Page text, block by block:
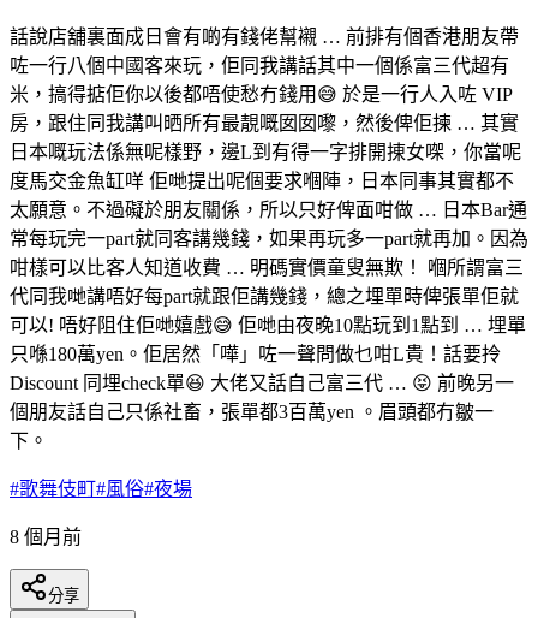
話說店舖裏面成日會有啲有錢佬幫襯 … 前排有個香港朋友帶
咗一行八個中國客來玩，佢同我講話其中一個係富三代超有
米，搞得掂佢你以後都唔使愁冇錢用😅 於是一行人入咗 VIP
房，跟住同我講叫晒所有最靚嘅囡囡嚟，然後俾佢揀 … 其實
日本嘅玩法係無呢樣野，邊L到有得一字排開㨂女㗎，你當呢
度馬交金魚缸咩 佢哋提出呢個要求嗰陣，日本同事其實都不
太願意。不過礙於朋友關係，所以只好俾面咁做 … 日本Bar通
常每玩完一part就同客講幾錢，如果再玩多一part就再加。因為
咁樣可以比客人知道收費 … 明碼實價童叟無欺！ 嗰所謂富三
代同我哋講唔好每part就跟佢講幾錢，總之埋單時俾張單佢就
可以! 唔好阻住佢哋嬉戲😅 佢哋由夜晚10點玩到1點到 … 埋單
只喺180萬yen。佢居然「嘩」咗一聲問做乜咁L貴！話要拎
Discount 同埋check單😆 大佬又話自己富三代 … 😝 前晚另一
個朋友話自己只係社畜，張單都3百萬yen 。眉頭都冇皺一
下。
#歌舞伎町#風俗#夜場
8 個月前
分享